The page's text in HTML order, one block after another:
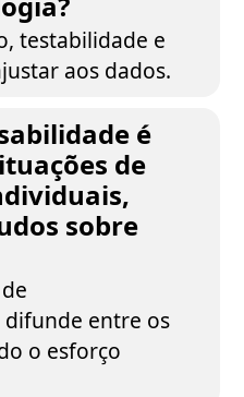
testabilidade e
aos dados.
é
de
sobre
difunde entre os
o esforço